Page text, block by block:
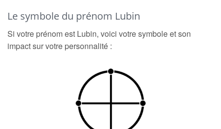
Le symbole du prénom Lubin
Si votre prénom est Lubin, voici votre symbole et son
impact sur votre personnalité :